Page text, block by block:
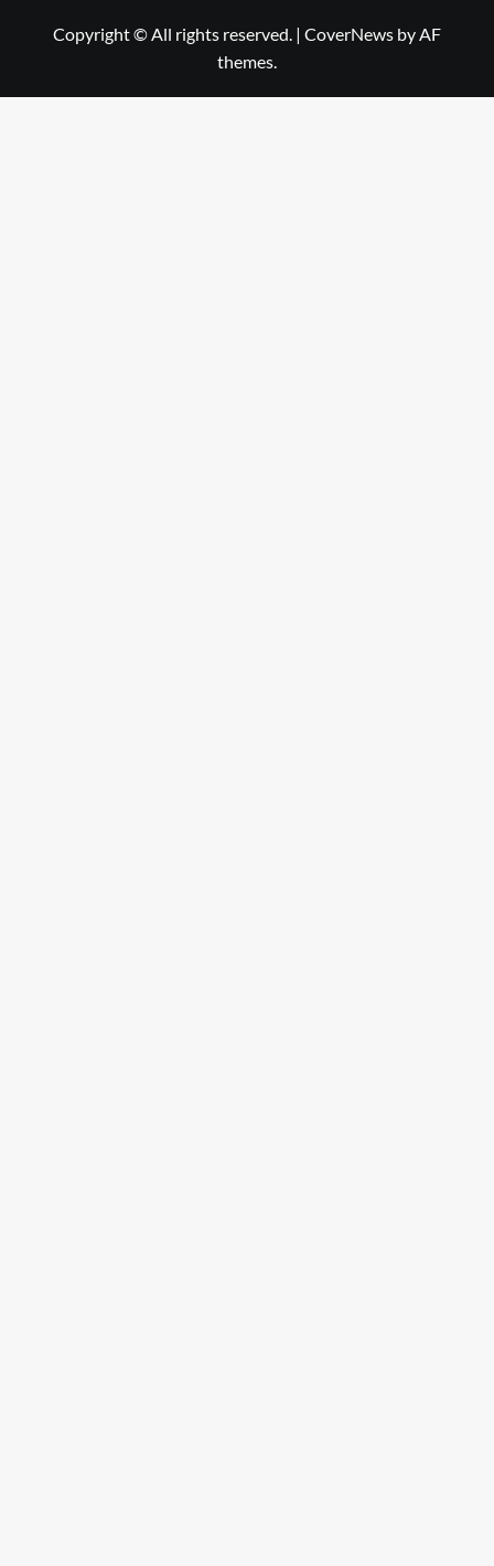
Copyright © All rights reserved. | CoverNews by AF
themes.